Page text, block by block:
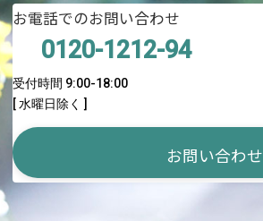
お電話でのお問い合わせ
0120-1212-94
受付時間 9:00-18:00
[ 水曜日除く ]
お問い合わせ